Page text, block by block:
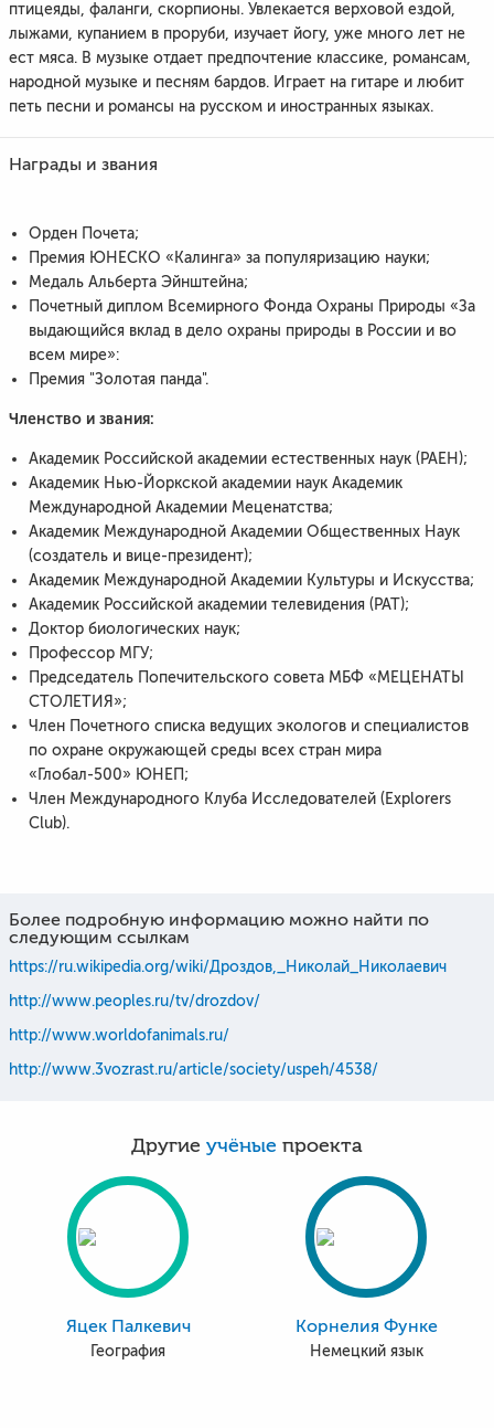
птицеяды, фаланги, скорпионы. Увлекается верховой ездой,
лыжами, купанием в проруби, изучает йогу, уже много лет не
ест мяса. В музыке отдает предпочтение классике, романсам,
народной музыке и песням бардов. Играет на гитаре и любит
петь песни и романсы на русском и иностранных языках.
Награды и звания
Орден Почета;
Премия ЮНЕСКО «Калинга» за популяризацию науки;
Медаль Альберта Эйнштейна;
Почетный диплом Всемирного Фонда Охраны Природы «За
выдающийся вклад в дело охраны природы в России и во
всем мире»:
Премия "Золотая панда".
Членство и звания:
Академик Российской академии естественных наук (РАЕН);
Академик Нью-Йоркской академии наук Академик
Международной Академии Меценатства;
Академик Международной Академии Общественных Наук
(создатель и вице-президент);
Академик Международной Академии Культуры и Искусства;
Академик Российской академии телевидения (РАТ);
Доктор биологических наук;
Профессор МГУ;
Председатель Попечительского совета МБФ «МЕЦЕНАТЫ
СТОЛЕТИЯ»;
Член Почетного списка ведущих экологов и специалистов
по охране окружающей среды всех стран мира
«Глобал-500» ЮНЕП;
Член Международного Клуба Исследователей (Ехрlоrеrs
Сlub).
Более подробную информацию можно найти по
следующим ссылкам
https://ru.wikipedia.org/wiki/Дроздов,_Николай_Николаевич
http://www.peoples.ru/tv/drozdov/
http://www.worldofanimals.ru/
http://www.3vozrast.ru/article/society/uspeh/4538/
Другие учёные проекта
Яцек Палкевич
География
Корнелия Функе
Немецкий язык